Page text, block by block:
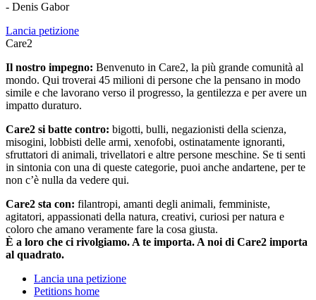
- Denis Gabor
Lancia petizione
Care2
Il nostro impegno: Benvenuto in Care2, la più grande comunità al
mondo. Qui troverai 45 milioni di persone che la pensano in modo
simile e che lavorano verso il progresso, la gentilezza e per avere un
impatto duraturo.
Care2 si batte contro: bigotti, bulli, negazionisti della scienza,
misogini, lobbisti delle armi, xenofobi, ostinatamente ignoranti,
sfruttatori di animali, trivellatori e altre persone meschine. Se ti senti
in sintonia con una di queste categorie, puoi anche andartene, per te
non c’è nulla da vedere qui.
Care2 sta con: filantropi, amanti degli animali, femministe,
agitatori, appassionati della natura, creativi, curiosi per natura e
coloro che amano veramente fare la cosa giusta.
È a loro che ci rivolgiamo. A te importa. A noi di Care2 importa
al quadrato.
Lancia una petizione
Petitions home